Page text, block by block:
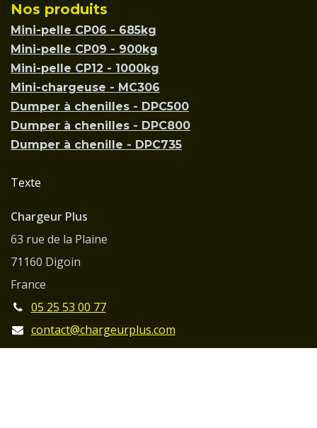
Nos produits
Mini-pelle CP06 - 685kg
Mini-pelle CP09 - 900kg
Mini-pelle CP12 - 1000kg
Mini-chargeuse - MC306
Dumper à chenilles - DPC500
Dumper à chenilles - DPC800
Dumper à chenille - DPC735
Texte
Chargeur Plus
63 rue de la Plaine
71160 Digoin
France
05 25 53 00 77
contact@chargeurplus.com
Mentions légales